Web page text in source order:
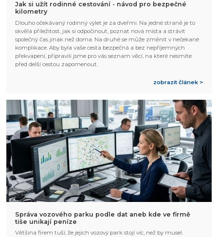
Jak si užít rodinné cestování - návod pro bezpečné
kilometry
Dlouho očekávaný rodinný výlet je za dveřmi. Na jedné straně je to
skvělá příležitost, jak si odpočinout, poznat nová místa a strávit
společný čas jinak než doma. Na druhé se může změnit v nečekané
komplikace. Aby byla vaše cesta bezpečná a bez nepříjemných
překvapení, připravili jsme pro vás seznam věcí, na které nesmíte
před delší cestou zapomenout.
zobrazit článek >
Správa vozového parku podle dat aneb kde ve firmě
tiše unikají peníze
Většina firem tuší, že jejich vozový park stojí víc, než by musel.